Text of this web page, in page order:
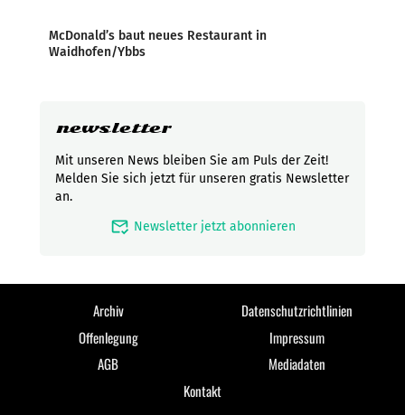
McDonald’s baut neues Restaurant in
Waidhofen/Ybbs
newsletter
Mit unseren News bleiben Sie am Puls der Zeit!
Melden Sie sich jetzt für unseren gratis Newsletter
an.
mark_email_read Newsletter jetzt abonnieren
Archiv
Datenschutzrichtlinien
Offenlegung
Impressum
AGB
Mediadaten
Kontakt